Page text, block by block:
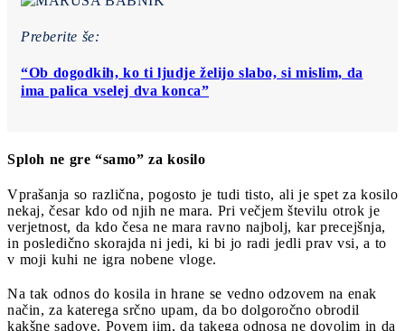
Preberite še:
“Ob dogodkih, ko ti ljudje želijo slabo, si mislim, da
ima palica vselej dva konca”
Sploh ne gre “samo” za kosilo
Vprašanja so različna, pogosto je tudi tisto, ali je spet za kosilo
nekaj, česar kdo od njih ne mara. Pri večjem številu otrok je
verjetnost, da kdo česa ne mara ravno najbolj, kar precejšnja,
in posledično skorajda ni jedi, ki bi jo radi jedli prav vsi, a to
v moji kuhi ne igra nobene vloge.
Na tak odnos do kosila in hrane se vedno odzovem na enak
način, za katerega srčno upam, da bo dolgoročno obrodil
kakšne sadove. Povem jim, da takega odnosa ne dovolim in da